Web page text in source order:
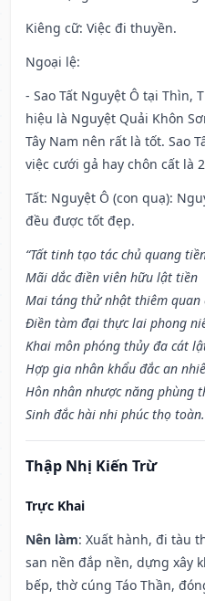
Kiêng cữ: Việc đi thuyền.
Ngoại lệ:
- Sao Tất Nguyệt Ô tại Thìn,
hiệu là Nguyệt Quải Khôn
Tây Nam nên rất là tốt. Sao
việc cưới gả hay chôn cất là
Tất: Nguyệt Ô (con quạ):
đều được tốt đẹp.
“Tất tinh tạo tác chủ quang
Mãi dắc điền viên hữu lật tiền
Mai táng thử nhật thiêm quan
Điền tàm đại thực lai phong
Khai môn phóng thủy đa cát
Hợp gia nhân khẩu đắc an
Hôn nhân nhược năng phùng
Sinh đắc hài nhi phúc thọ
Thập Nhị Kiến Trừ
Trực Khai
Nên làm: Xuất hành, đi tàu
san nền đắp nền, dựng xây
bếp, thờ cúng Táo Thần,